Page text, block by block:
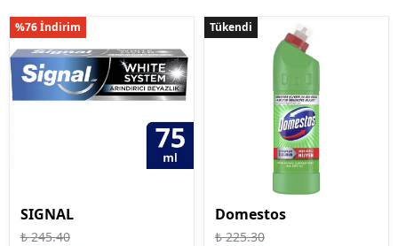
%76 İndirim
SIGNAL
₺ 245.40
Tükendi
Tükendi
Domestos
₺ 225.30